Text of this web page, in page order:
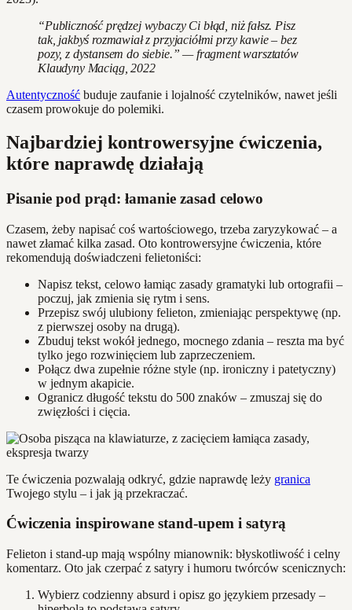
“Publiczność prędzej wybaczy Ci błąd, niż fałsz. Pisz
tak, jakbyś rozmawiał z przyjaciółmi przy kawie – bez
pozy, z dystansem do siebie.” — fragment warsztatów
Klaudyny Maciąg, 2022
Autentyczność buduje zaufanie i lojalność czytelników, nawet jeśli
czasem prowokuje do polemiki.
Najbardziej kontrowersyjne ćwiczenia,
które naprawdę działają
Pisanie pod prąd: łamanie zasad celowo
Czasem, żeby napisać coś wartościowego, trzeba zaryzykować – a
nawet złamać kilka zasad. Oto kontrowersyjne ćwiczenia, które
rekomendują doświadczeni felietoniści:
Napisz tekst, celowo łamiąc zasady gramatyki lub ortografii –
poczuj, jak zmienia się rytm i sens.
Przepisz swój ulubiony felieton, zmieniając perspektywę (np.
z pierwszej osoby na drugą).
Zbuduj tekst wokół jednego, mocnego zdania – reszta ma być
tylko jego rozwinięciem lub zaprzeczeniem.
Połącz dwa zupełnie różne style (np. ironiczny i patetyczny)
w jednym akapicie.
Ogranicz długość tekstu do 500 znaków – zmuszaj się do
zwięzłości i cięcia.
Te ćwiczenia pozwalają odkryć, gdzie naprawdę leży granica
Twojego stylu – i jak ją przekraczać.
Ćwiczenia inspirowane stand-upem i satyrą
Felieton i stand-up mają wspólny mianownik: błyskotliwość i celny
komentarz. Oto jak czerpać z satyry i humoru twórców scenicznych:
Wybierz codzienny absurd i opisz go językiem przesady –